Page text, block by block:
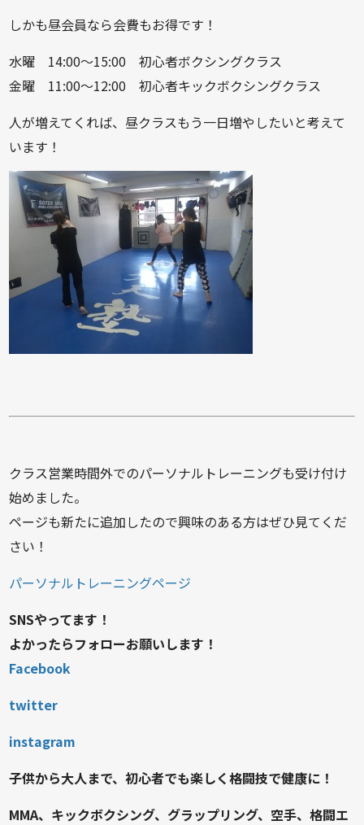
しかも昼会員なら会費もお得です！
水曜 14:00～15:00 初心者ボクシングクラス
金曜 11:00～12:00 初心者キックボクシングクラス
人が増えてくれば、昼クラスもう一日増やしたいと考えて
います！
クラス営業時間外でのパーソナルトレーニングも受け付け
始めました。
ページも新たに追加したので興味のある方はぜひ見てくだ
さい！
パーソナルトレーニングページ
SNSやってます！
よかったらフォローお願いします！
Facebook
twitter
instagram
子供から大人まで、初心者でも楽しく格闘技で健康に！
MMA、キックボクシング、グラップリング、空手、格闘エ